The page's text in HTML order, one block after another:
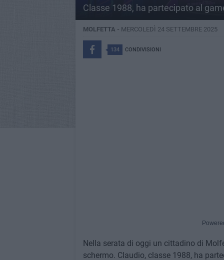
Classe 1988, ha partecipato al
MOLFETTA - MERCOLEDÌ 24 SETTEMBRE 2025
134 CONDIVISIONI
Nella serata di oggi un cittadino di
schermo. Claudio, classe 1988, ha